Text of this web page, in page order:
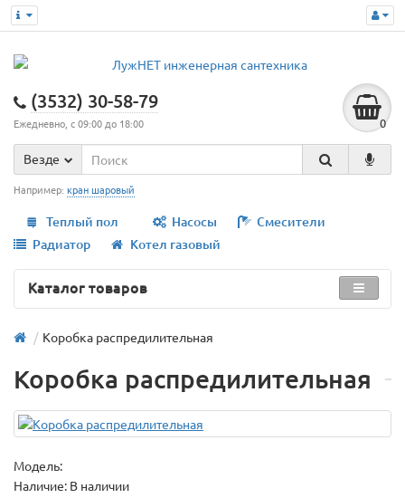
(3532) 30-58-79
Ежедневно, с 09:00 до 18:00 0
Везде
Например: кран шаровый
Теплый пол Насосы
Смесители
Радиатор
Котел газовый
Каталог товаров
Коробка распредилительная
Коробка распредилительная
Модель:
Наличие: В наличии